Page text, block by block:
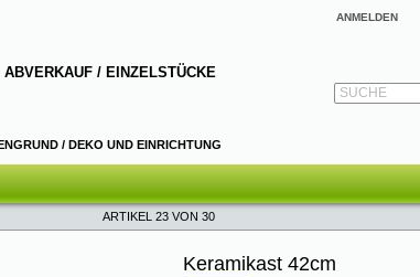
ANMELDEN
ABVERKAUF / EINZELSTÜCKE
SUCHE
/ DEKO UND EINRICHTUNG
ARTIKEL 23 VON 30
Keramikast 42cm